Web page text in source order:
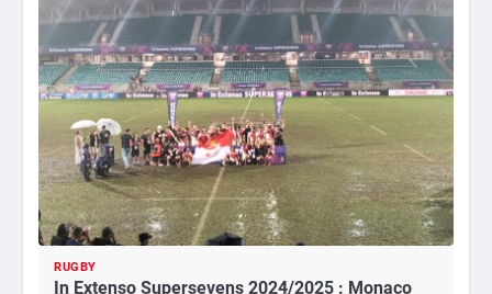
RUGBY
In Extenso Supersevens 2024/2025 : Monaco